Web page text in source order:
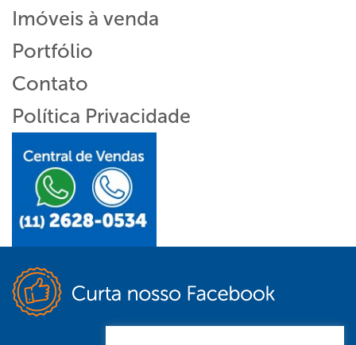
Imóveis à venda
Portfólio
Contato
Política Privacidade